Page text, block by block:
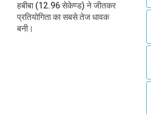
हबीबा (12.96 सेकेण्ड) ने जीतकर
प्रतियोगिता का सबसे तेज धावक
बनी।